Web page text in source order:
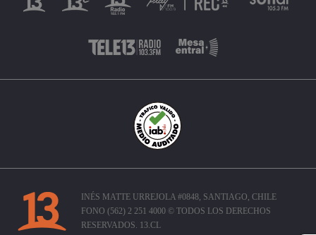
INÉS MATTE URREJOLA #0848, SANTIAGO, CHILE
FONO (562) 2 251 4000 © TODOS LOS DERECHOS
RESERVADOS. 13.CL